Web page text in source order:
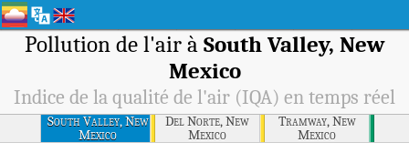
Pollution de l'air à South Valley, New
Mexico
Indice de la qualité de l'air (IQA) en temps réel
South Valley, New
Mexico
Del Norte, New
Mexico
Tramway, New
Mexico